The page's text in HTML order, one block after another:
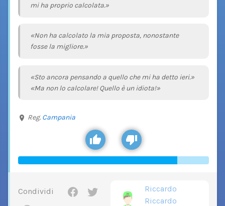
mi ha proprio calcolata.»
«Non ha calcolato la mia proposta, nonostante
fosse la migliore.»
«Sto ancora pensando a quello che mi ha detto ieri.»
«Ma non lo calcolare! Quello è un idiota!»
Reg. Campania
Condividi
Riccardo
Riccardo